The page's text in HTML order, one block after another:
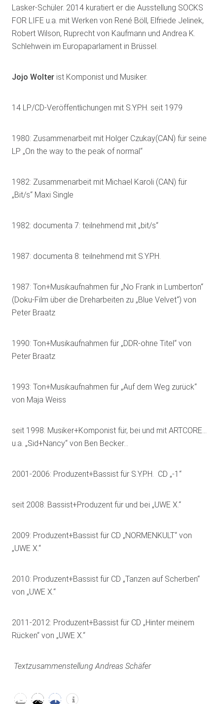
Lasker-Schüler. 2014 kuratiert er die Ausstellung SOCKS
FOR LIFE u.a. mit Werken von René Böll, Elfriede Jelinek,
Robert Wilson, Ruprecht von Kaufmann und Andrea K.
Schlehwein im Europaparlament in Brüssel.
Jojo Wolter ist Komponist und Musiker.
14 LP/CD-Veröffentlichungen mit S.Y.P.H. seit 1979
1980: Zusammenarbeit mit Holger Czukay(CAN) für seine
LP „On the way to the peak of normal“
1982: Zusammenarbeit mit Michael Karoli (CAN) für
„Bit/s“ Maxi Single
1982: documenta 7: teilnehmend mit „bit/s“
1987: documenta 8: teilnehmend mit S.Y.P.H.
1987: Ton+Musikaufnahmen für „No Frank in Lumberton“
(Doku-Film über die Dreharbeiten zu „Blue Velvet“) von
Peter Braatz
1990: Ton+Musikaufnahmen für „DDR-ohne Titel“ von
Peter Braatz
1993: Ton+Musikaufnahmen für „Auf dem Weg zurück“
von Maja Weiss
seit 1998: Musiker+Komponist für, bei und mit ARTCORE…
u.a. „Sid+Nancy“ von Ben Becker…
2001-2006: Produzent+Bassist für S.Y.P.H. CD „-1“
seit 2008: Bassist+Produzent für und bei „UWE X.“
2009: Produzent+Bassist für CD „NORMENKULT“ von
„UWE X.“
2010: Produzent+Bassist für CD „Tanzen auf Scherben“
von „UWE X.“
2011-2012: Produzent+Bassist für CD „Hinter meinem
Rücken“ von „UWE X.“
Textzusammenstellung Andreas Schäfer